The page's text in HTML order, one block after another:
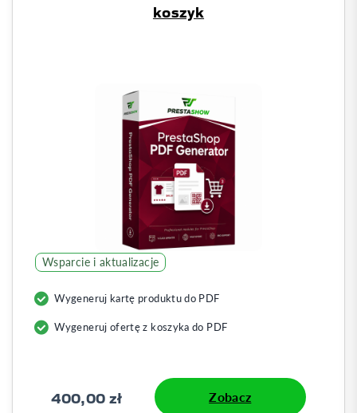
koszyk
Wsparcie i aktualizacje
Wygeneruj kartę produktu do PDF
Wygeneruj ofertę z koszyka do PDF
400,00 zł Zobacz